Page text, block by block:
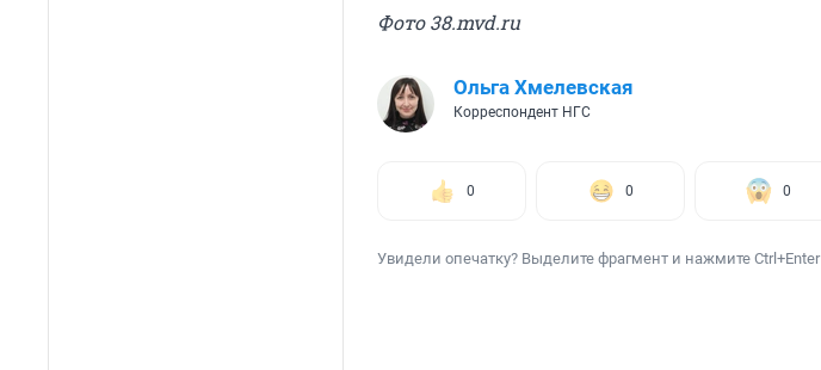
Фото 38.mvd.ru
Ольга Хмелевская
Корреспондент НГС
0 0 0
Увидели опечатку? Выделите фрагмент и нажмите Ctrl+Enter